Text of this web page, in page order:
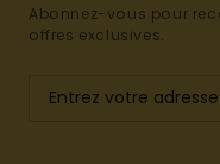
Abonnez-vous pour
offres exclusives.